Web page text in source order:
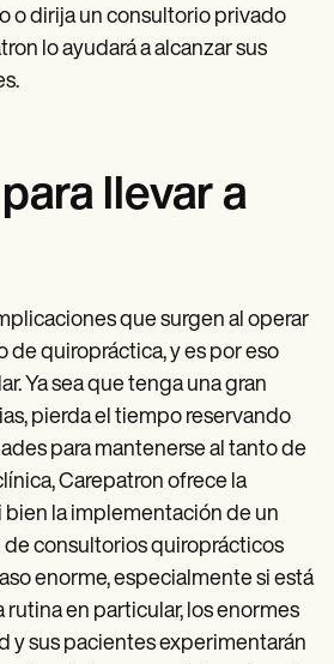
o dirija un consultorio privado
lo ayudará a alcanzar sus
llevar a
que surgen al operar
de quiropráctica, y es por eso
Ya sea que tenga una gran
pierda el tiempo reservando
para mantenerse al tanto de
Carepatron ofrece la
bien la implementación de un
consultorios quiroprácticos
enorme, especialmente si está
rutina en particular, los enormes
y sus pacientes experimentarán